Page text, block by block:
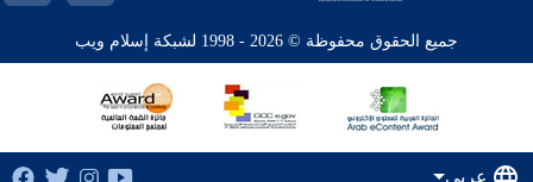
جميع الحقوق محفوظة © 2026 - 1998 لشبكة إسلام ويب
عربي